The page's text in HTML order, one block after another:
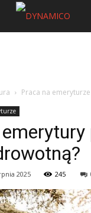
Praca na emeryturze
2025 245